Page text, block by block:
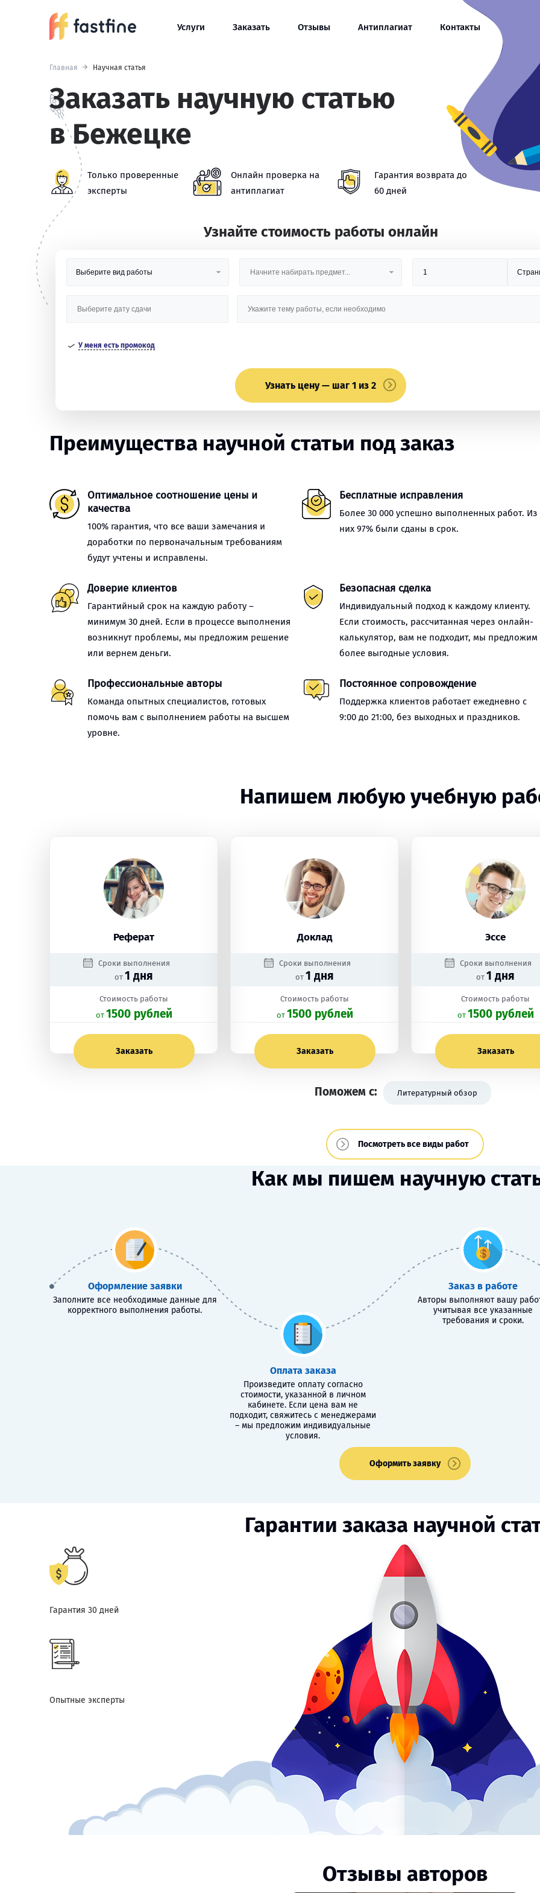
Услуги Заказать Отзывы Антиплагиат Контакты
Главная Научная статья
Заказать научную статью
в Бежецке
Только проверенные
эксперты
Онлайн проверка на
антиплагиат
Гарантия возврата до
60 дней
Узнайте стоимость работы онлайн
У меня есть промокод
Узнать цену — шаг 1 из 2
Преимущества научной статьи под заказ
Оптимальное соотношение цены и
качества
100% гарантия, что все ваши замечания и
доработки по первоначальным требованиям
будут учтены и исправлены.
Бесплатные исправления
Более 30 000 успешно выполненных работ. Из
них 97% были сданы в срок.
Доверие клиентов
Гарантийный срок на каждую работу –
минимум 30 дней. Если в процессе выполнения
возникнут проблемы, мы предложим решение
или вернем деньги.
Безопасная сделка
Индивидуальный подход к каждому клиенту.
Если стоимость, рассчитанная через онлайн-
калькулятор, вам не подходит, мы предложим
более выгодные условия.
Профессиональные авторы
Команда опытных специалистов, готовых
помочь вам с выполнением работы на высшем
уровне.
Постоянное сопровождение
Поддержка клиентов работает ежедневно с
9:00 до 21:00, без выходных и праздников.
Напишем любую учебную
Реферат
Сроки выполнения
от 1 дня
Стоимость работы
oт 1500 рублей
Заказать
Доклад
Сроки выполнения
от 1 дня
Стоимость работы
oт 1500 рублей
Заказать
Эссе
Сроки выполнения
от 1 дня
Стоимость работы
oт 1500 рублей
Заказать
Поможем с: Литературный обзор
Посмотреть все виды работ
Как мы пишем научную
Оформление заявки
Заполните все необходимые данные для
корректного выполнения работы.
Оплата заказа
Произведите оплату согласно
стоимости, указанной в личном
кабинете. Если цена вам не
подходит, свяжитесь с менеджерами
– мы предложим индивидуальные
условия.
Заказ в работе
Авторы выполняют вашу
учитывая все указанные
требования и сроки.
Оформить заявку
Гарантии заказа научной
Гарантия 30 дней
Опытные эксперты
Отзывы авторов